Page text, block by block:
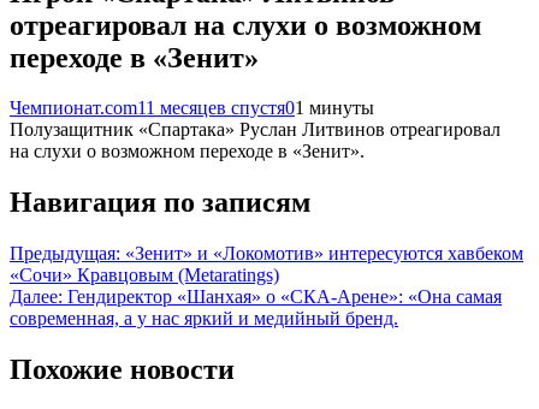
отреагировал на слухи о возможном
переходе в «Зенит»
Чемпионат.com11 месяцев спустя01 минуты
Полузащитник «Спартака» Руслан Литвинов отреагировал
на слухи о возможном переходе в «Зенит».
Навигация по записям
Предыдущая: «Зенит» и «Локомотив» интересуются хавбеком
«Сочи» Кравцовым (Metaratings)
Далее: Гендиректор «Шанхая» о «СКА-Арене»: «Она самая
современная, а у нас яркий и медийный бренд.
Похожие новости